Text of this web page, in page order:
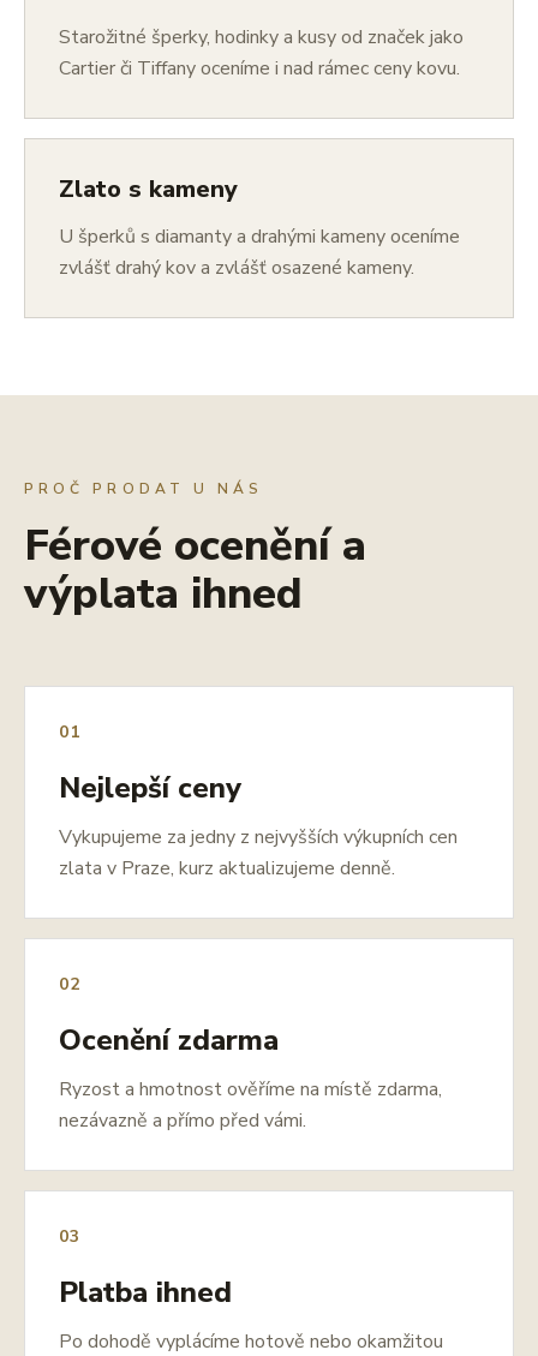
Starožitné šperky, hodinky a kusy od značek jako
Cartier či Tiffany oceníme i nad rámec ceny kovu.
Zlato s kameny
U šperků s diamanty a drahými kameny oceníme
zvlášť drahý kov a zvlášť osazené kameny.
PROČ PRODAT U NÁS
Férové ocenění a
výplata ihned
01
Nejlepší ceny
Vykupujeme za jedny z nejvyšších výkupních cen
zlata v Praze, kurz aktualizujeme denně.
02
Ocenění zdarma
Ryzost a hmotnost ověříme na místě zdarma,
nezávazně a přímo před vámi.
03
Platba ihned
Po dohodě vyplácíme hotově nebo okamžitou